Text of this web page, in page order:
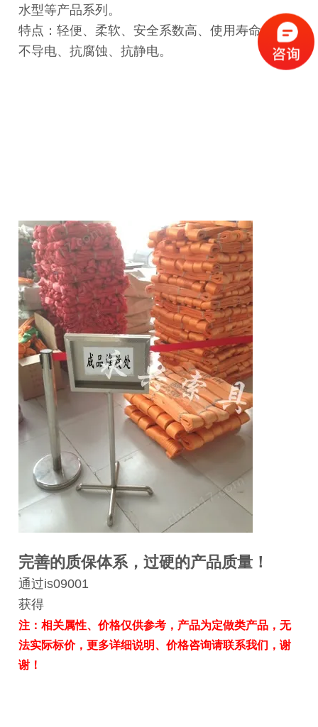
水型等产品系列。
特点：轻便、柔软、安全系数高、使用寿命长、
不导电、抗腐蚀、抗静电。
完善的质保体系，过硬的产品质量！
通过is09001
获得
注：相关属性、价格仅供参考，产品为定做类产品，无
法实际标价，更多详细说明、价格咨询请联系我们，谢
谢！